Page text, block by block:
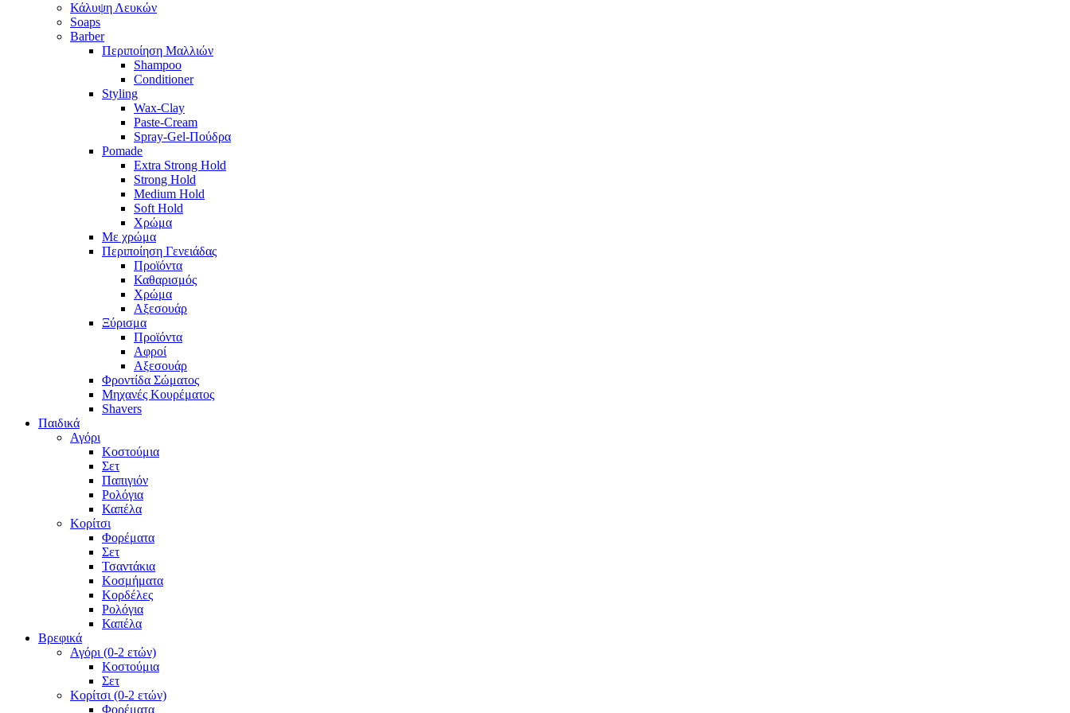
Κάλυψη Λευκών
Soaps
Barber
Περιποίηση Μαλλιών
Shampoo
Conditioner
Styling
Wax-Clay
Paste-Cream
Spray-Gel-Πούδρα
Pomade
Extra Strong Hold
Strong Hold
Medium Hold
Soft Hold
Χρώμα
Με χρώμα
Περιποίηση Γενειάδας
Προϊόντα
Καθαρισμός
Χρώμα
Αξεσουάρ
Ξύρισμα
Προϊόντα
Αφροί
Αξεσουάρ
Φροντίδα Σώματος
Μηχανές Κουρέματος
Shavers
Παιδικά
Αγόρι
Κοστούμια
Σετ
Παπιγιόν
Ρολόγια
Καπέλα
Κορίτσι
Φορέματα
Σετ
Τσαντάκια
Κοσμήματα
Κορδέλες
Ρολόγια
Καπέλα
Βρεφικά
Αγόρι (0-2 ετών)
Κοστούμια
Σετ
Κορίτσι (0-2 ετών)
Φορέματα